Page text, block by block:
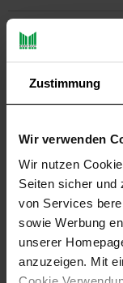
Zustimmung
Wir verwenden
Wir nutzen
Seiten sicher und
von Services
sowie Werbung
unserer
anzuzeigen. Mit
Produktbeschreibung
Canon PFI-107C
um Ihre
professionelle
im kreativen
Tinte sorgt sie für
Anforderungen
ZuverlässigkeitDie
modernste
Farbverteilung und